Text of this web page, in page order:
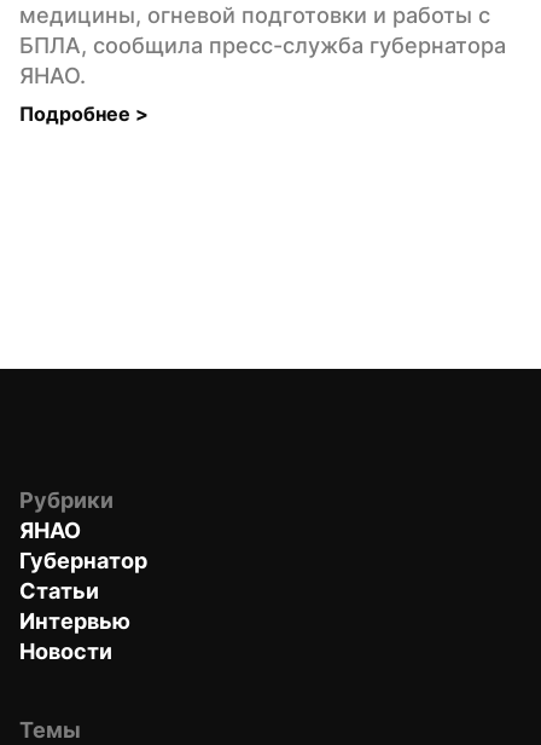
медицины, огневой подготовки и работы с
БПЛА, сообщила пресс-служба губернатора
ЯНАО.
Подробнее >
Рубрики
ЯНАО
Губернатор
Статьи
Интервью
Новости
Темы